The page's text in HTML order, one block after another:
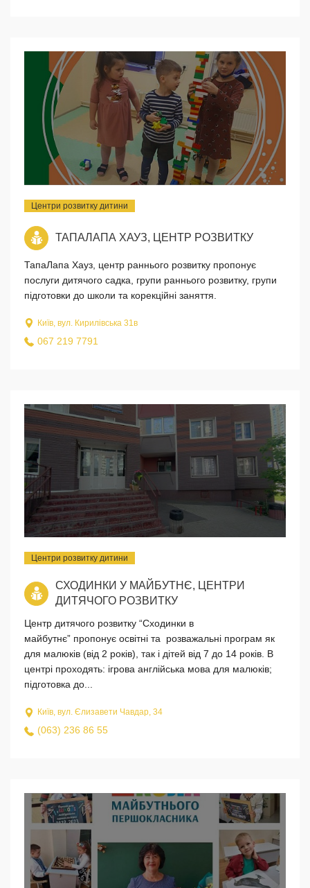
Центри розвитку дитини
ТАПАЛАПА ХАУЗ, ЦЕНТР РОЗВИТКУ
ТапаЛапа Хауз, центр раннього розвитку пропонує
послуги дитячого садка, групи раннього розвитку, групи
підготовки до школи та корекційні заняття.
Київ, вул. Кирилівська 31в
067 219 7791
Центри розвитку дитини
СХОДИНКИ У МАЙБУТНЄ, ЦЕНТРИ
ДИТЯЧОГО РОЗВИТКУ
Центр дитячого розвитку “Сходинки в
майбутнє” пропонує освітні та розважальні програм як
для малюків (від 2 років), так і дітей від 7 до 14 років. В
центрі проходять: ігрова англійська мова для малюків;
підготовка до...
Київ, вул. Єлизавети Чавдар, 34
(063) 236 86 55